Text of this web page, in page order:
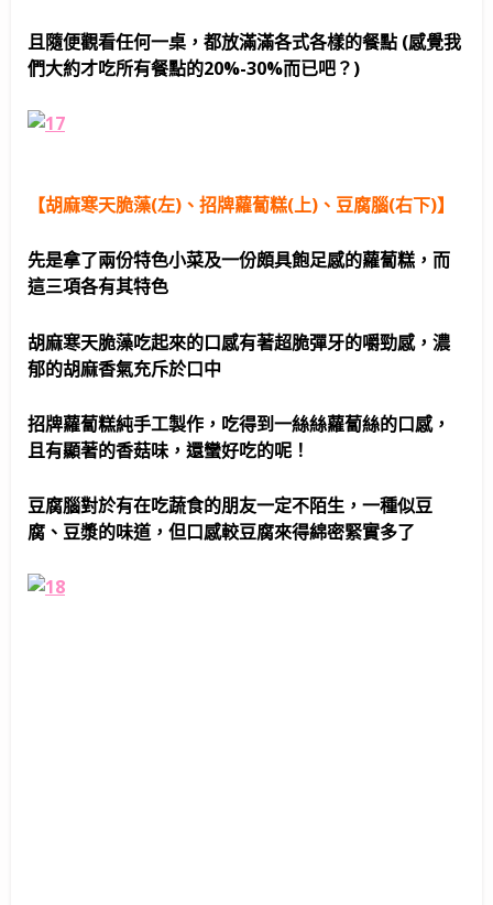
且隨便觀看任何一桌，都放滿滿各式各樣的餐點 (感覺我
們大約才吃所有餐點的20%-30%而已吧？)
【胡麻寒天脆藻(左)、招牌蘿蔔糕(上)、豆腐腦(右下)】
先是拿了兩份特色小菜及一份頗具飽足感的蘿蔔糕，而
這三項各有其特色
胡麻寒天脆藻吃起來的口感有著超脆彈牙的嚼勁感，濃
郁的胡麻香氣充斥於口中
招牌蘿蔔糕純手工製作，吃得到一絲絲蘿蔔絲的口感，
且有顯著的香菇味，還蠻好吃的呢！
豆腐腦對於有在吃蔬食的朋友一定不陌生，一種似豆
腐、豆漿的味道，但口感較豆腐來得綿密緊實多了